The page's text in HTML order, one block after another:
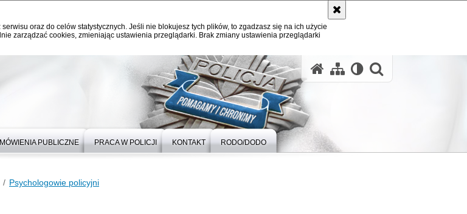
oraz do celów statystycznych. Jeśli nie blokujesz tych plików, to zgadzasz się na ich użycie
zarządzać cookies, zmieniając ustawienia przeglądarki. Brak zmiany ustawienia przeglądarki
PUBLICZNE PRACA W POLICJI KONTAKT RODO/DODO
Psychologowie policyjni